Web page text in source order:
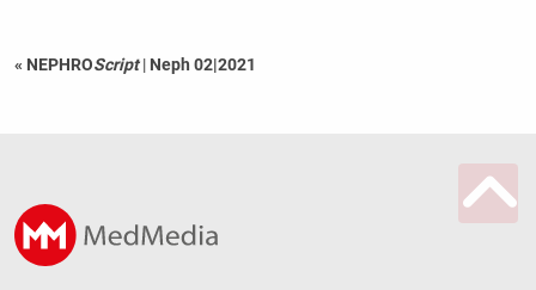
« NEPHROScript | Neph 02|2021